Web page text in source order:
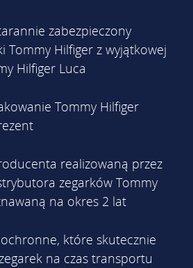
zabezpieczony
Tommy Hilfiger z wyjątkowej
Hilfiger Luca
Tommy Hilfiger
realizowaną przez
zegarków Tommy
na okres 2 lat
które skutecznie
na czas transportu